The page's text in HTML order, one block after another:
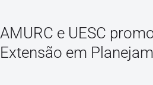
AMURC e UESC
Extensão em